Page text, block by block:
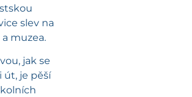
slev na
muzea.
jak se
út, je pěší